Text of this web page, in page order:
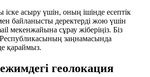
асыру үшін, оның ішінде есептік
байланысты деректерді жою үшін
мекенжайына сұрау жіберіңіз. Біз
Республикасының заңнамасында
қараймыз.
геолокация